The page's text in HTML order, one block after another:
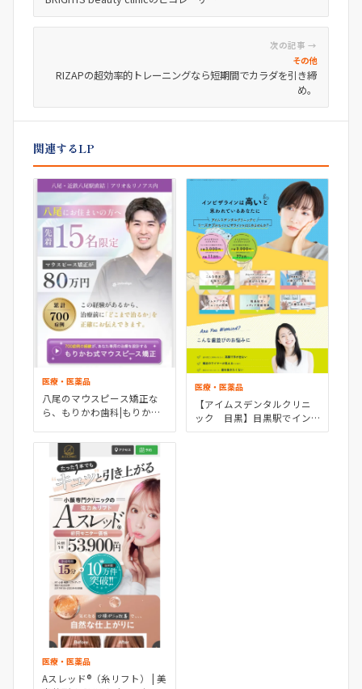
次の記事 →
その他
RIZAPの超効率的トレーニングなら短期間でカラダを引き締
め。
関連するLP
医療・医薬品
八尾のマウスピース矯正な
ら、もりかわ歯科|もりかわ
医療・医薬品
【アイムスデンタルクリニ
ック 目黒】目黒駅でイン
ビザライン矯正なら
医療・医薬品
Aスレッド®︎（糸リフト） | 美